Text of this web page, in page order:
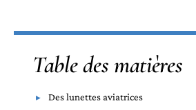
Table des matières
Des lunettes aviatrices